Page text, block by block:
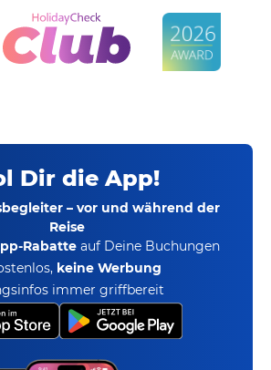
Dir die App!
– vor und während der
Reise
Rabatte auf Deine Buchungen
keine Werbung
immer griffbereit